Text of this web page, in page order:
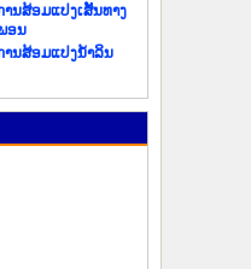
ນສ້ອມແປງເສັ້ນທາງ
ອນ
ານສ້ອມແປງນ້ຳລິນ